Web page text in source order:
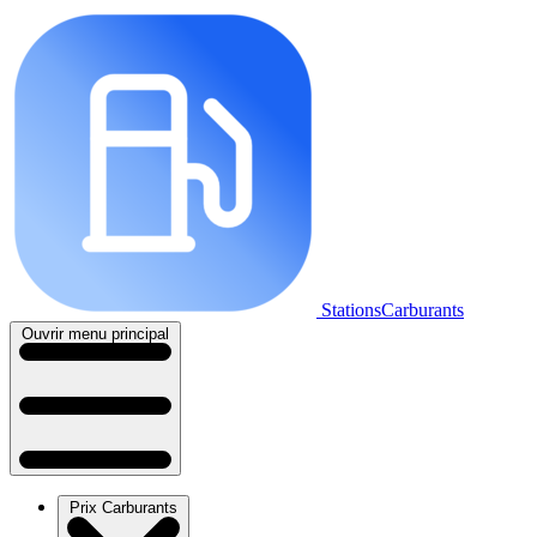
StationsCarburants
Ouvrir menu principal
Prix Carburants